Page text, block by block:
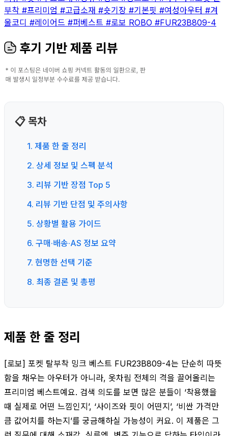
부착 #프리미엄 #고급소재 #숏기장 #기본핏 #여성아우터 #겨
울코디 #레이어드 #퍼베스트 #로보 ROBO #FUR23B809-4
후기 기반 제품 리뷰
📋 목차
1. 제품 한 줄 정리
2. 상세 정보 및 스펙 분석
3. 리뷰 기반 장점 Top 5
4. 리뷰 기반 단점 및 주의사항
5. 상황별 활용 가이드
6. 구매·배송·AS 정보 요약
7. 현명한 선택 기준
8. 최종 결론 및 총평
제품 한 줄 정리
[로보] 포켓 탈부착 밍크 베스트 FUR23B809-4는 단순히 따뜻
함을 채우는 아우터가 아니라, 옷차림 전체의 격을 끌어올리는
프리미엄 베스트예요. 검색 의도를 보면 많은 분들이 ‘착용했을
때 실제로 어떤 느낌인지’, ‘사이즈와 핏이 어떤지’, ‘비싼 가격만
큼 값어치를 하는지’를 궁금해하실 가능성이 커요. 이 제품은 그